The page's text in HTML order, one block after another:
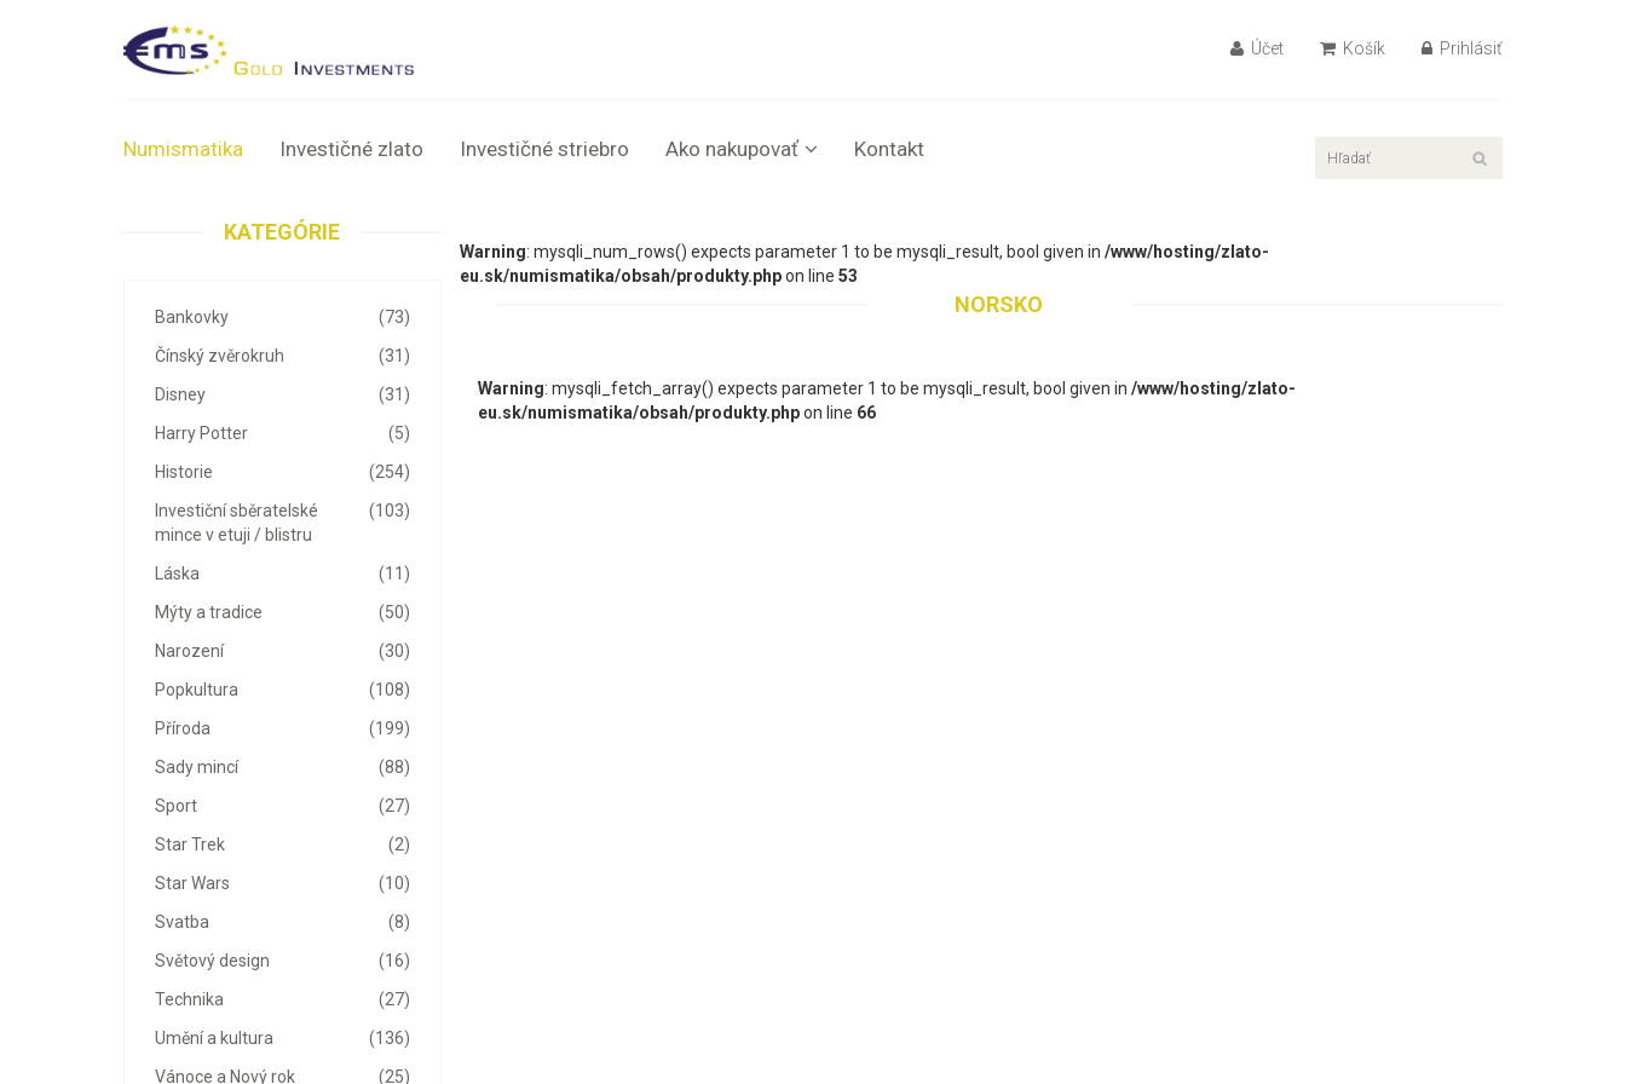
Účet Košík Prihlásiť
Numismatika Investičné zlato Investičné striebro Ako nakupovať Kontakt
KATEGÓRIE
(73)
Bankovky
(31)
Čínský zvěrokruh
(31)
Disney
(5)
Harry Potter
(254)
Historie
(103)
Investiční sběratelské
mince v etuji / blistru
(11)
Láska
(50)
Mýty a tradice
(30)
Narození
(108)
Popkultura
(199)
Příroda
(88)
Sady mincí
(27)
Sport
(2)
Star Trek
(10)
Star Wars
(8)
Svatba
(16)
Světový design
(27)
Technika
(136)
Umění a kultura
(25)
Vánoce a Nový rok
Warning: mysqli_num_rows() expects parameter 1 to be mysqli_result, bool given in /www/hosting/zlato-
eu.sk/numismatika/obsah/produkty.phpon line 53
NORSKO
Warning: mysqli_fetch_array() expects parameter 1 to be mysqli_result, bool given in /www/hosting/zlato-
eu.sk/numismatika/obsah/produkty.phpon line 66